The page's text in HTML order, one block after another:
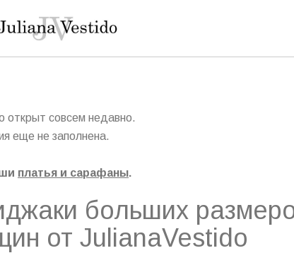
открыт совсем недавно.
еще не заполнена.
платья и сарафаны.
больших
от JulianaVestido